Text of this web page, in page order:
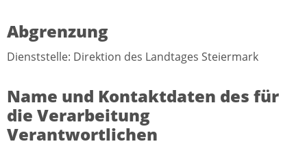
Abgrenzung
Dienststelle: Direktion des Landtages Steiermark
Name und Kontaktdaten des für
die Verarbeitung
Verantwortlichen